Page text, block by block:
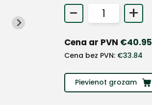
- +
Cena ar PVN €40.95
Cena bez PVN: €33.84
Pievienot grozam